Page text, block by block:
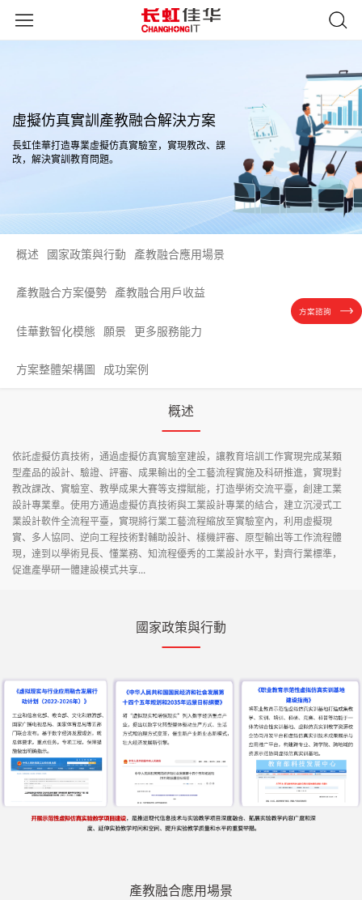
虛擬仿真實訓產教融合解決方案
長虹佳華打造專業虛擬仿真實驗室，實現教改、課
改，解決實訓教育問題。
概述 國家政策與行動 產教融合應用場景
產教融合方案優勢 產教融合用戶收益
佳華數智化模態 願景 更多服務能力
方案整體架構圖 成功案例
方案諮詢
概述
依託虛擬仿真技術，通過虛擬仿真實驗室建設，讓教育培訓工作實現完成某類
型產品的設計、驗證、評審、成果輸出的全工藝流程實施及科研推進，實現對
教改課改、實驗室、教學成果大賽等支撐賦能，打造學術交流平臺，創建工業
設計專業羣。使用方通過虛擬仿真技術與工業設計專業的結合，建立沉浸式工
業設計軟件全流程平臺，實現將行業工藝流程縮放至實驗室內，利用虛擬現
實、多人協同、逆向工程技術對輔助設計、樣機評審、原型輸出等工作流程體
現，達到以學術見長、懂業務、知流程優秀的工業設計水平，對齊行業標準，
促進產學研一體建設模式共享...
國家政策與行動
產教融合應用場景